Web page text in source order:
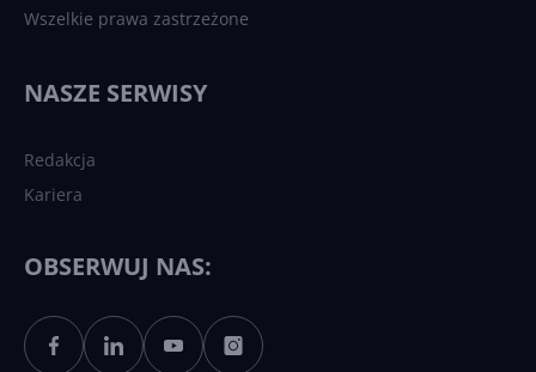
Sztuczna inteligencja po
Wszelkie prawa zastrzeżone
NASZE SERWISY
Redakcja
Kariera
OBSERWUJ NAS: